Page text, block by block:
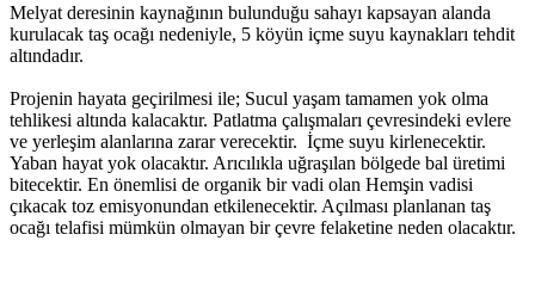
Melyat deresinin kaynağının bulunduğu sahayı kapsayan alanda
kurulacak taş ocağı nedeniyle, 5 köyün içme suyu kaynakları tehdit
altındadır.
Projenin hayata geçirilmesi ile; Sucul yaşam tamamen yok olma
tehlikesi altında kalacaktır. Patlatma çalışmaları çevresindeki evlere
ve yerleşim alanlarına zarar verecektir. İçme suyu kirlenecektir.
Yaban hayat yok olacaktır. Arıcılıkla uğraşılan bölgede bal üretimi
bitecektir. En önemlisi de organik bir vadi olan Hemşin vadisi
çıkacak toz emisyonundan etkilenecektir. Açılması planlanan taş
ocağı telafisi mümkün olmayan bir çevre felaketine neden olacaktır.